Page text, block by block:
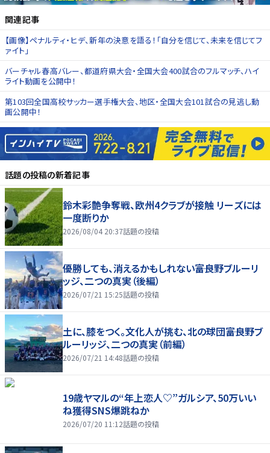
関連記事
【画像】ペナルティ・ヒデ、新年の決意を語る！「自分を信じて、未来を信じてフ
ァイト」
バーチャル春高バレー、都道府県大会・全国大会400試合のフルマッチ、ハイ
ライト動画を公開中！
第103回全国高校サッカー選手権大会、地区・全国大会101試合の見逃し動
画公開中！
話題の投稿の新着記事
鈴木彩艶争奪戦、欧州4クラブが接触 リーズには
一度断りか
2026/08/04 20:37話題の投稿
優勝しても、消えるかもしれない――富良野ブルーリ
ッジ、二つの真実（後編）
2026/07/21 15:25話題の投稿
土に、膝をつく。文化人が挑む、北の球団――富良野ブ
ルーリッジ、二つの真実（前編）
2026/07/21 14:48話題の投稿
19歳ヤマルの“年上恋人♡”ガルシア、50万いい
ね獲得SNS爆跳ねか
2026/07/20 11:12話題の投稿